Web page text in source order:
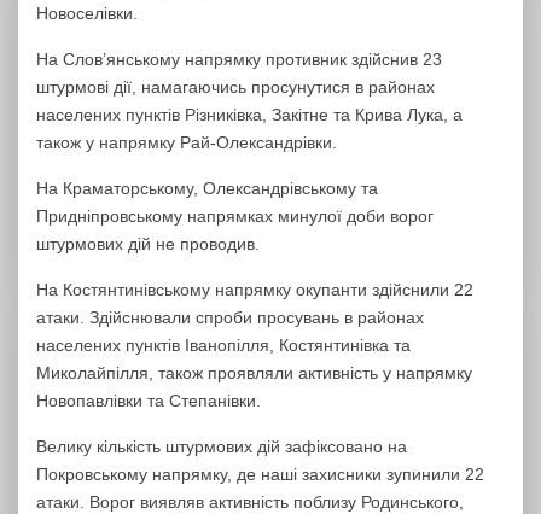
Новоселівки.
На Слов’янському напрямку противник здійснив 23
штурмові дії, намагаючись просунутися в районах
населених пунктів Різниківка, Закітне та Крива Лука, а
також у напрямку Рай-Олександрівки.
На Краматорському, Олександрівському та
Придніпровському напрямках минулої доби ворог
штурмових дій не проводив.
На Костянтинівському напрямку окупанти здійснили 22
атаки. Здійснювали спроби просувань в районах
населених пунктів Іванопілля, Костянтинівка та
Миколайпілля, також проявляли активність у напрямку
Новопавлівки та Степанівки.
Велику кількість штурмових дій зафіксовано на
Покровському напрямку, де наші захисники зупинили 22
атаки. Ворог виявляв активність поблизу Родинського,